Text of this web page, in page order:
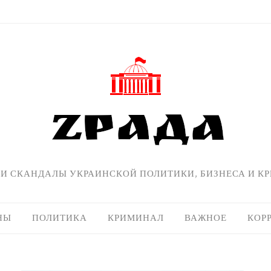
СКАНДАЛЫ УКРАИНСКОЙ ПОЛИТИКИ, БИЗНЕСА И
ПОЛИТИКА КРИМИНАЛ ВАЖНОЕ